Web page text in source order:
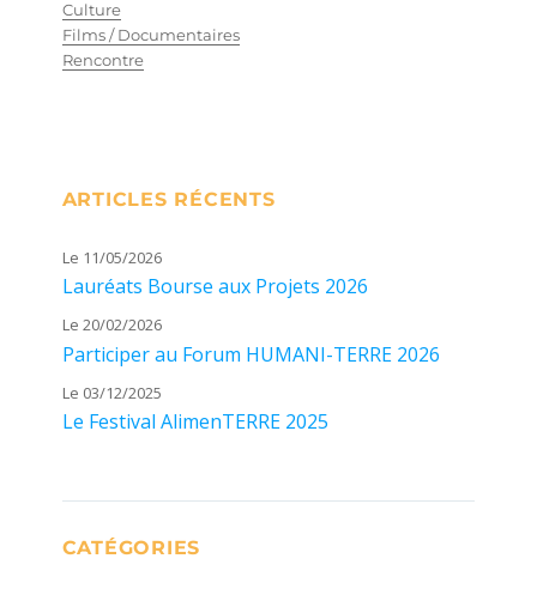
Culture
Films / Documentaires
Rencontre
ARTICLES RÉCENTS
Le 11/05/2026
Lauréats Bourse aux Projets 2026
Le 20/02/2026
Participer au Forum HUMANI-TERRE 2026
Le 03/12/2025
Le Festival AlimenTERRE 2025
CATÉGORIES